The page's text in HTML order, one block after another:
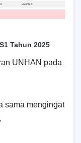
Tahun 2025
UNHAN pada
sama mengingat